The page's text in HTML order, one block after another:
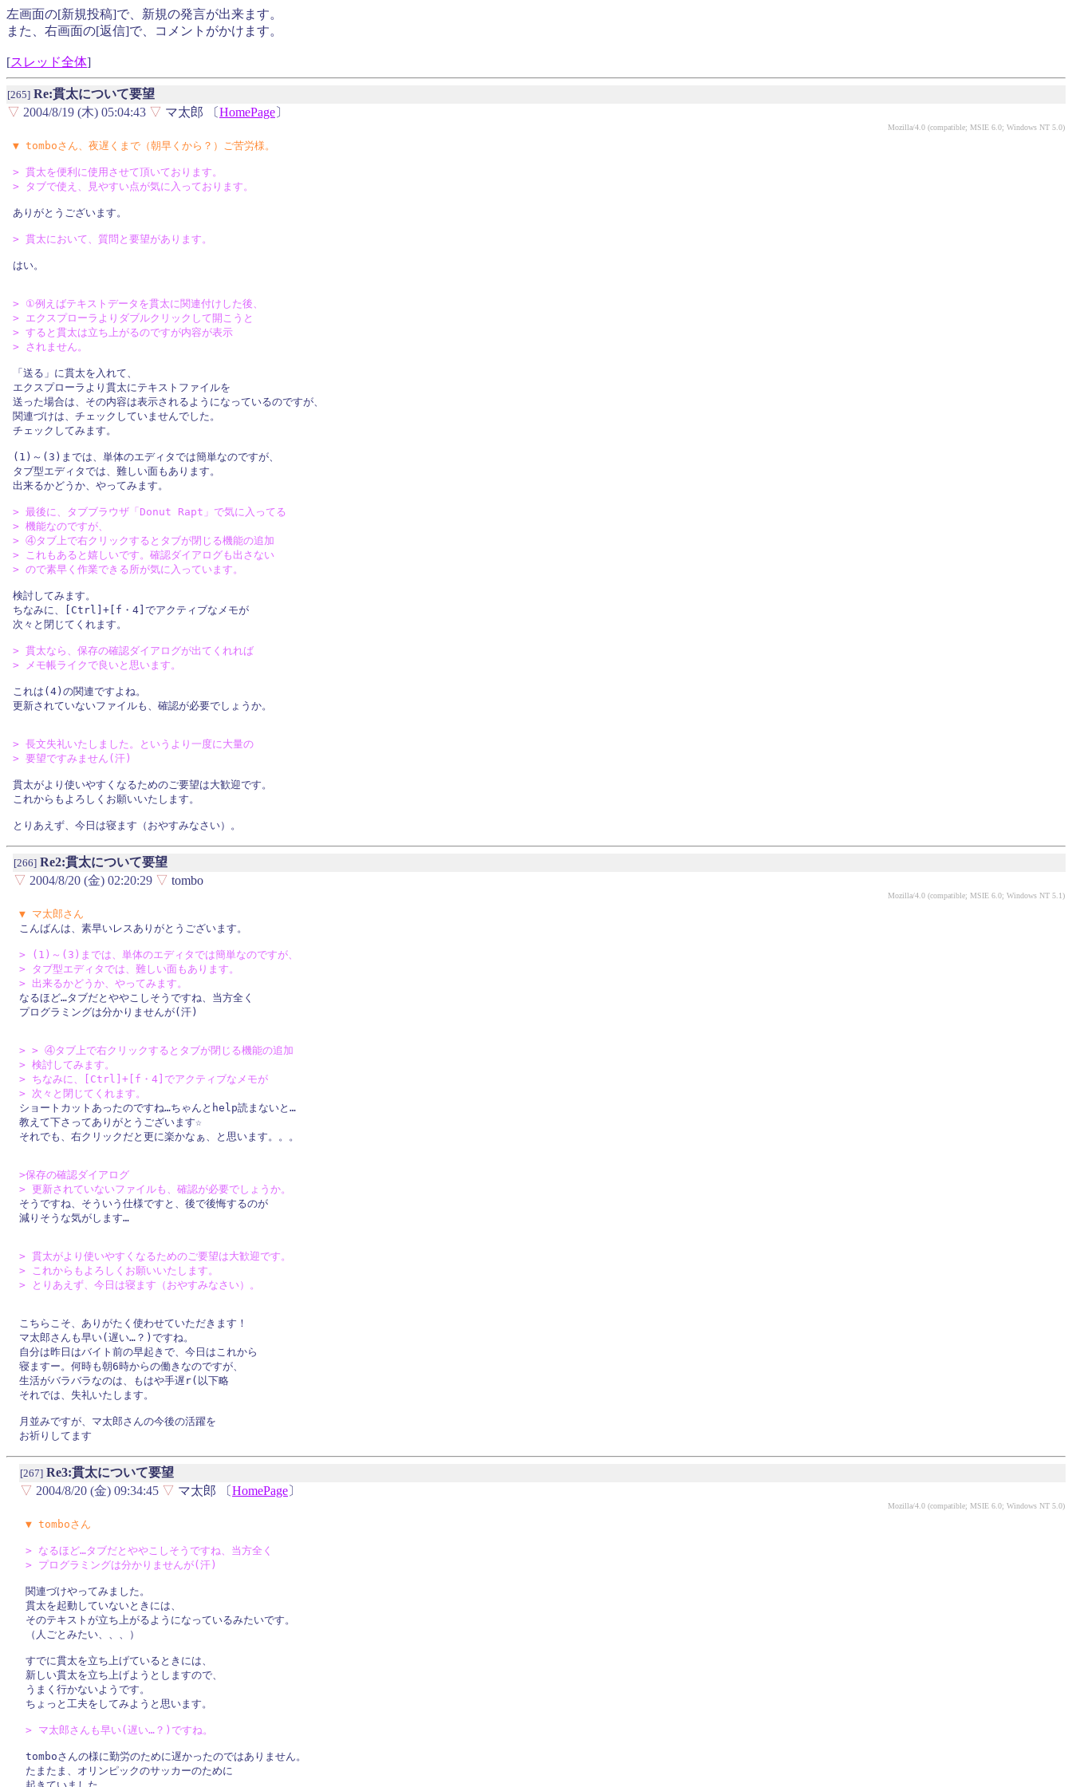
左画面の[新規投稿]で、新規の発言が出来ます。
また、右画面の[返信]で、コメントがかけます。
[スレッド全体]
[265] Re:貫太について要望
▽ 2004/8/19 (木) 05:04:43 ▽ マ太郎 〔HomePage〕
Mozilla/4.0 (compatible; MSIE 6.0; Windows NT 5.0)
▼ tomboさん、夜遅くまで（朝早くから？）ご苦労様。
> 貫太を便利に使用させて頂いております。
> タブで使え、見やすい点が気に入っております。
ありがとうございます。
> 貫太において、質問と要望があります。
はい。
> ①例えばテキストデータを貫太に関連付けした後、
> エクスプローラよりダブルクリックして開こうと
> すると貫太は立ち上がるのですが内容が表示
> されません。
「送る」に貫太を入れて、
エクスプローラより貫太にテキストファイルを
送った場合は、その内容は表示されるようになっているのですが、
関連づけは、チェックしていませんでした。
チェックしてみます。
(1)～(3)までは、単体のエディタでは簡単なのですが、
タブ型エディタでは、難しい面もあります。
出来るかどうか、やってみます。
> 最後に、タブブラウザ「Donut Rapt」で気に入ってる
> 機能なのですが、
> ④タブ上で右クリックするとタブが閉じる機能の追加
> これもあると嬉しいです。確認ダイアログも出さない
> ので素早く作業できる所が気に入っています。
検討してみます。
ちなみに、[Ctrl]+[f・4]でアクティブなメモが
次々と閉じてくれます。
> 貫太なら、保存の確認ダイアログが出てくれれば
> メモ帳ライクで良いと思います。
これは(4)の関連ですよね。
更新されていないファイルも、確認が必要でしょうか。
> 長文失礼いたしました。というより一度に大量の
> 要望ですみません(汗)
貫太がより使いやすくなるためのご要望は大歓迎です。
これからもよろしくお願いいたします。
[266] Re2:貫太について要望
▽ 2004/8/20 (金) 02:20:29 ▽ tombo
Mozilla/4.0 (compatible; MSIE 6.0; Windows NT 5.1)
▼ マ太郎さん
こんばんは、素早いレスありがとうございます。
> (1)～(3)までは、単体のエディタでは簡単なのですが、
> タブ型エディタでは、難しい面もあります。
> 出来るかどうか、やってみます。
なるほど…タブだとややこしそうですね、当方全く
プログラミングは分かりませんが(汗)
> > ④タブ上で右クリックするとタブが閉じる機能の追加
> 検討してみます。
> ちなみに、[Ctrl]+[f・4]でアクティブなメモが
> 次々と閉じてくれます。
ショートカットあったのですね…ちゃんとhelp読まないと…
教えて下さってありがとうございます☆
それでも、右クリックだと更に楽かなぁ、と思います。。。
>保存の確認ダイアログ
> 更新されていないファイルも、確認が必要でしょうか。
そうですね、そういう仕様ですと、後で後悔するのが
減りそうな気がします…
> 貫太がより使いやすくなるためのご要望は大歓迎です。
> これからもよろしくお願いいたします。
> とりあえず、今日は寝ます（おやすみなさい）。
こちらこそ、ありがたく使わせていただきます！
マ太郎さんも早い(遅い…？)ですね。
自分は昨日はバイト前の早起きで、今日はこれから
寝ますー。何時も朝6時からの働きなのですが、
生活がバラバラなのは、もはや手遅r(以下略
それでは、失礼いたします。
月並みですが、マ太郎さんの今後の活躍を
お祈りしてます
[267] Re3:貫太について要望
▽ 2004/8/20 (金) 09:34:45 ▽ マ太郎 〔HomePage〕
Mozilla/4.0 (compatible; MSIE 6.0; Windows NT 5.0)
▼ tomboさん
> なるほど…タブだとややこしそうですね、当方全く
> プログラミングは分かりませんが(汗)
関連づけやってみました。
貫太を起動していないときには、
そのテキストが立ち上がるようになっているみたいです。
（人ごとみたい、、、）
すでに貫太を立ち上げているときには、
新しい貫太を立ち上げようとしますので、
うまく行かないようです。
ちょっと工夫をしてみようと思います。
> マ太郎さんも早い(遅い…？)ですね。
tomboさんの様に勤労のために遅かったのではありません。
たまたま、オリンピックのサッカーのために